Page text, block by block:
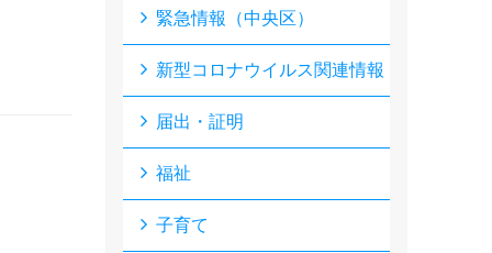
緊急情報（中央区）
新型コロナウイルス関連情報
届出・証明
福祉
子育て